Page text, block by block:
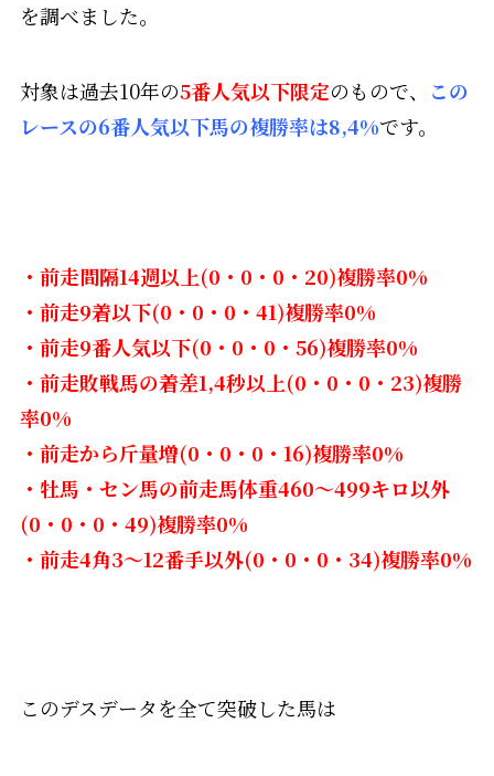
を調べました。
対象は過去10年の5番人気以下限定のもので、
この
レースの6番人気以下馬の複勝率は8,4%です。
・前走間隔14週以上(0・0・0・20)複勝率0%
・前走9着以下(0・0・0・41)複勝率0%
・前走9番人気以下(0・0・0・56)複勝率0%
・前走敗戦馬の着差1,4秒以上(0・0・0・23)複勝
率0%
・前走から斤量増(0・0・0・16)複勝率0%
・牡馬・セン馬の前走馬体重460～499キロ以外
(0・0・0・49)複勝率0%
・前走4角3～12番手以外(0・0・0・34)複勝率0%
このデスデータを全て突破した馬は